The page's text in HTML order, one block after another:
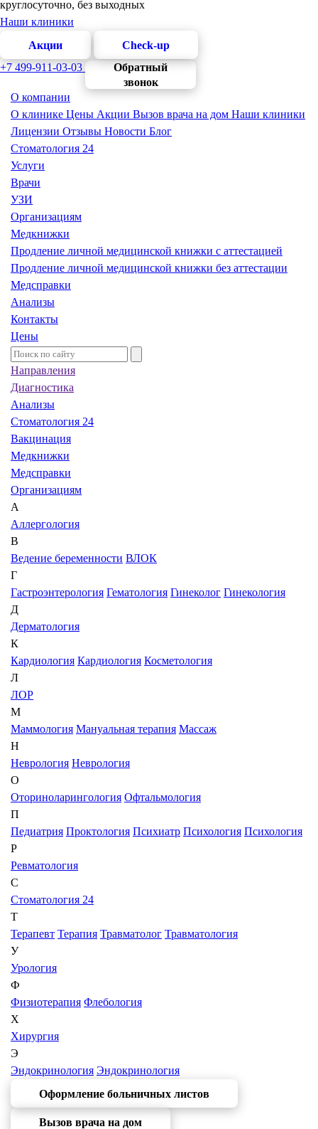
круглосуточно, без выходных
Наши клиники
Акции
Check-up
+7 499-911-03-03
Обратный
звонок
О компании
О клинике Цены Акции Вызов врача на дом Наши клиники
Лицензии Отзывы Новости Блог
Стоматология 24
Услуги
Врачи
УЗИ
Организациям
Медкнижки
Продление личной медицинской книжки с аттестацией
Продление личной медицинской книжки без аттестации
Медсправки
Анализы
Контакты
Цены
Направления
Диагностика
Анализы
Стоматология 24
Вакцинация
Медкнижки
Медсправки
Организациям
А
Аллергология
В
Ведение беременности ВЛОК
Г
Гастроэнтерология Гематология Гинеколог Гинекология
Д
Дерматология
К
Кардиология Кардиология Косметология
Л
ЛОР
М
Маммология Мануальная терапия Массаж
Н
Неврология Неврология
О
Оториноларингология Офтальмология
П
Педиатрия Проктология Психиатр Психология Психология
Р
Ревматология
С
Стоматология 24
Т
Терапевт Терапия Травматолог Травматология
У
Урология
Ф
Физиотерапия Флебология
Х
Хирургия
Э
Эндокринология Эндокринология
Оформление больничных листов
Вызов врача на дом